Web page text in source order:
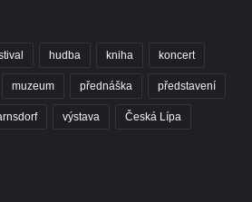
hudba kniha koncert
muzeum přednáška představení
výstava Česká Lípa